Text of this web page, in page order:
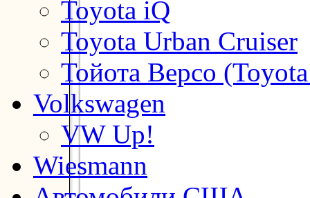
Toyota iQ
Toyota Urban Cruiser
Тойота Версо
Volkswagen
VW Up!
Wiesmann